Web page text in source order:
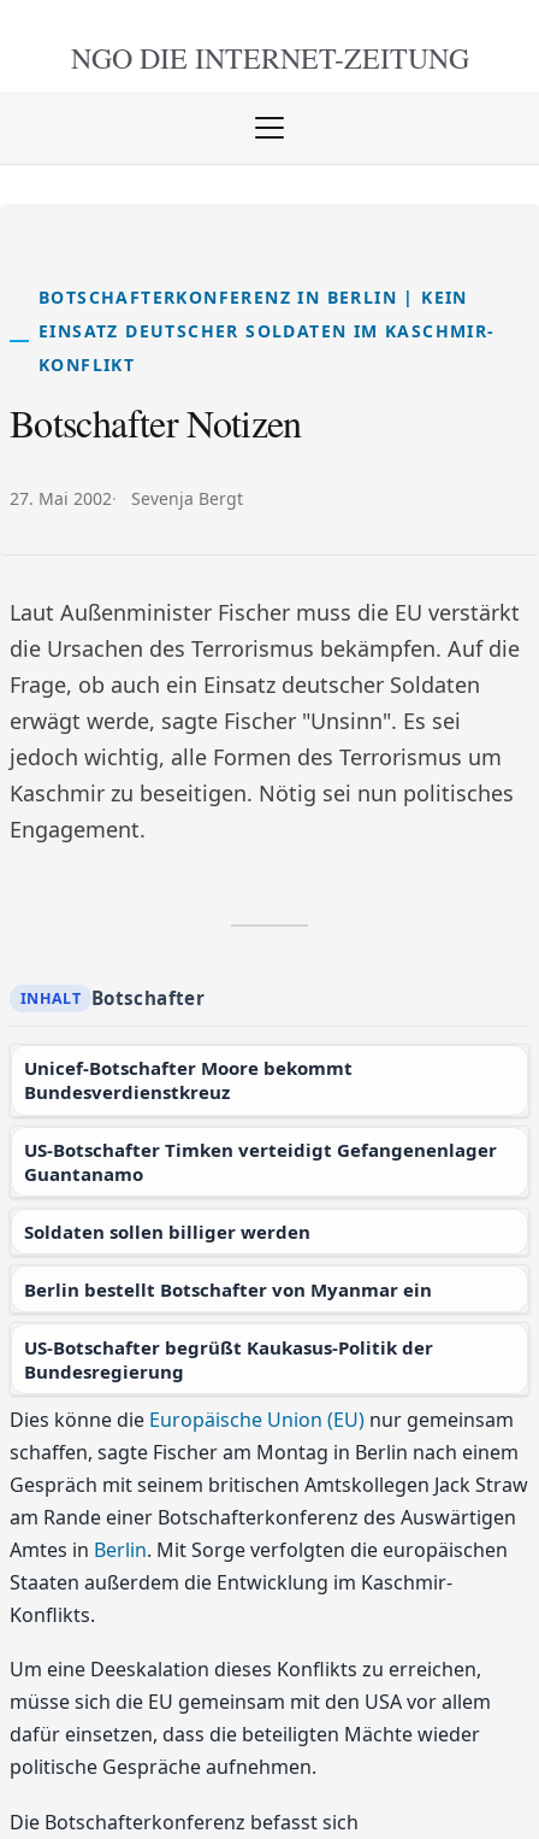
NGO DIE INTERNET-ZEITUNG
Menü
BOTSCHAFTERKONFERENZ IN BERLIN | KEIN
EINSATZ DEUTSCHER SOLDATEN IM KASCHMIR-
KONFLIKT
Botschafter Notizen
Veröffentlicht am:
27. Mai 2002 Autor:
Sevenja Bergt
Laut Außenminister Fischer muss die EU verstärkt
die Ursachen des Terrorismus bekämpfen. Auf die
Frage, ob auch ein Einsatz deutscher Soldaten
erwägt werde, sagte Fischer "Unsinn". Es sei
jedoch wichtig, alle Formen des Terrorismus um
Kaschmir zu beseitigen. Nötig sei nun politisches
Engagement.
Botschafter
Unicef-Botschafter Moore bekommt
Bundesverdienstkreuz
US-Botschafter Timken verteidigt Gefangenenlager
Guantanamo
Soldaten sollen billiger werden
Berlin bestellt Botschafter von Myanmar ein
US-Botschafter begrüßt Kaukasus-Politik der
Bundesregierung
Dies könne die Europäische Union (EU) nur gemeinsam
schaffen, sagte Fischer am Montag in Berlin nach einem
Gespräch mit seinem britischen Amtskollegen Jack Straw
am Rande einer Botschafterkonferenz des Auswärtigen
Amtes in Berlin. Mit Sorge verfolgten die europäischen
Staaten außerdem die Entwicklung im Kaschmir-
Konflikts.
Um eine Deeskalation dieses Konflikts zu erreichen,
müsse sich die EU gemeinsam mit den USA vor allem
dafür einsetzen, dass die beteiligten Mächte wieder
politische Gespräche aufnehmen.
Die Botschafterkonferenz befasst sich